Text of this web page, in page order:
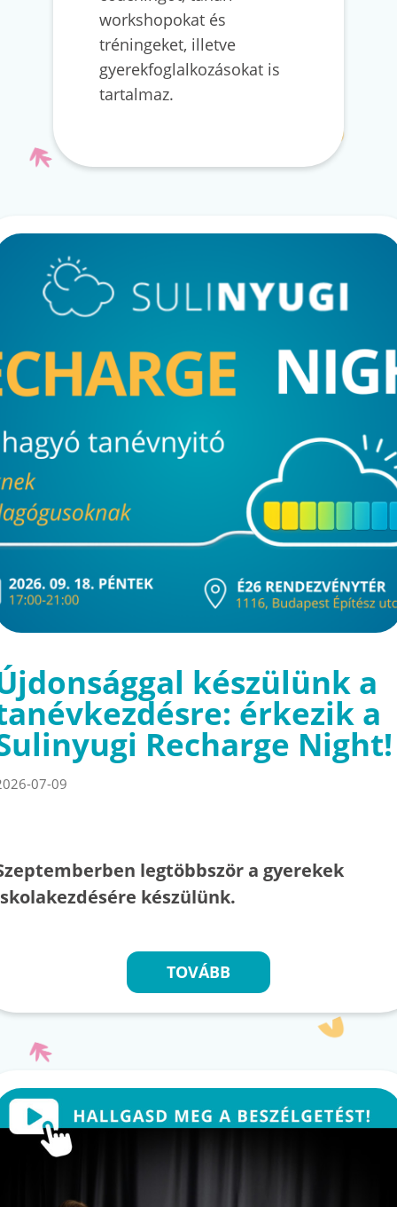
workshopokat és
tréningeket, illetve
gyerekfoglalkozásokat is
tartalmaz.
készülünk a
érkezik a
Recharge Night!
07-09
legtöbbször a gyerekek
készülünk.
TOVÁBB